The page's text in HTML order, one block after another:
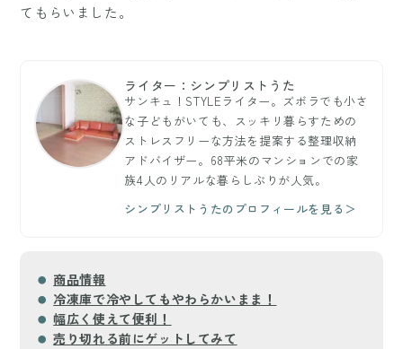
てもらいました。
ライター：シンプリストうた
サンキュ！STYLEライター。ズボラでも小さ
な子どもがいても、スッキリ暮らすための
ストレスフリーな方法を提案する整理収納
アドバイザー。68平米のマンションでの家
族4人のリアルな暮らしぶりが人気。
シンプリストうたのプロフィールを見る＞
商品情報
冷凍庫で冷やしてもやわらかいまま！
幅広く使えて便利！
売り切れる前にゲットしてみて